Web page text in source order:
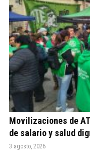
Movilizaciones de
de salario y salud
3 agosto, 2026